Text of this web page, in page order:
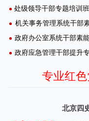
处级领导干部专题培训班
机关事务管理系统干部
政府办公室系统干部素
政府应急管理干部提升
北京四